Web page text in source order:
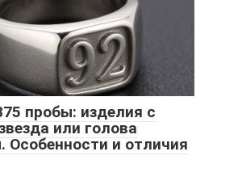
пробы: изделия с
или голова
и отличия